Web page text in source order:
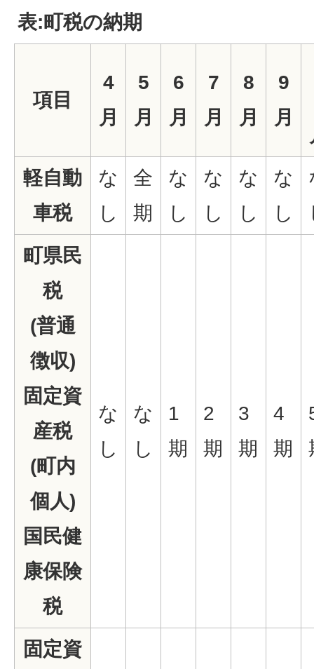
表:町税の納期
項目
4
月
5
月
6
月
7
月
8
月
9
月
軽自動
車税
な
し
全
期
な
し
な
し
な
し
な
し
町県民
税
(普通
徴収)
固定資
産税
(町内
個人)
国民健
康保険
税
な
し
な
し
1
期
2
期
3
期
4
期
固定資